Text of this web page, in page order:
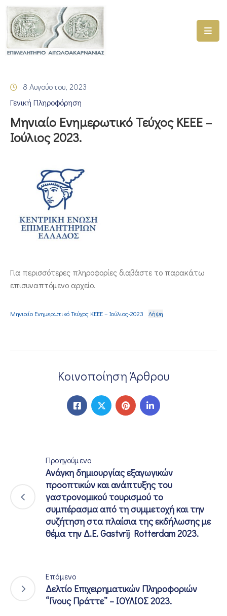
ΑΡΧΙΚΗ
ΓΕΜΗ
–
ΠΡΟΓΡΑΜΜΑΤΑ
ΣΥΜΜΕΤΟΧΗ
ΕΤΑΙΡΕΙΕΣ
ΕΠΙΚΑΙΡΟΤΗΤΑ
8 Αυγούστου, 2023
Γενική Πληροφόρηση
Μηνιαίο Ενημερωτικό Τεύχος ΚΕΕΕ –
Ιούλιος 2023.
Για περισσότερες πληροφορίες διαβάστε το παρακάτω
επισυναπτόμενο αρχείο.
Μηνιαίο Ενημερωτικό Τεύχος ΚΕΕΕ – Ιούλιος-2023 Λήψη
Κοινοποίηση Άρθρου
Προηγούμενο
Ανάγκη δημιουργίας εξαγωγικών
προοπτικών και ανάπτυξης του
γαστρονομικού τουρισμού το
συμπέρασμα από τη συμμετοχή και την
συζήτηση στα πλαίσια της εκδήλωσης με
θέμα την Δ.Ε. Gastvrij Rotterdam 2023.
Επόμενο
Δελτίο Επιχειρηματικών Πληροφοριών
“Γνους Πράττε” – ΙΟΥΛΙΟΣ 2023.